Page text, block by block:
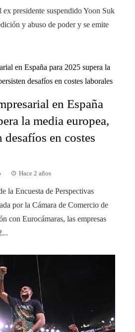
ex presidente suspendido Yoon Suk
y abuso de poder y se emite
en España
la media europea,
desafíos en costes
Hace 2 años
la Encuesta de Perspectivas
por la Cámara de Comercio de
con Eurocámaras, las empresas